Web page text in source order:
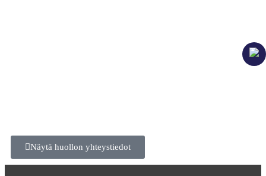
Näytä huollon yhteystiedot